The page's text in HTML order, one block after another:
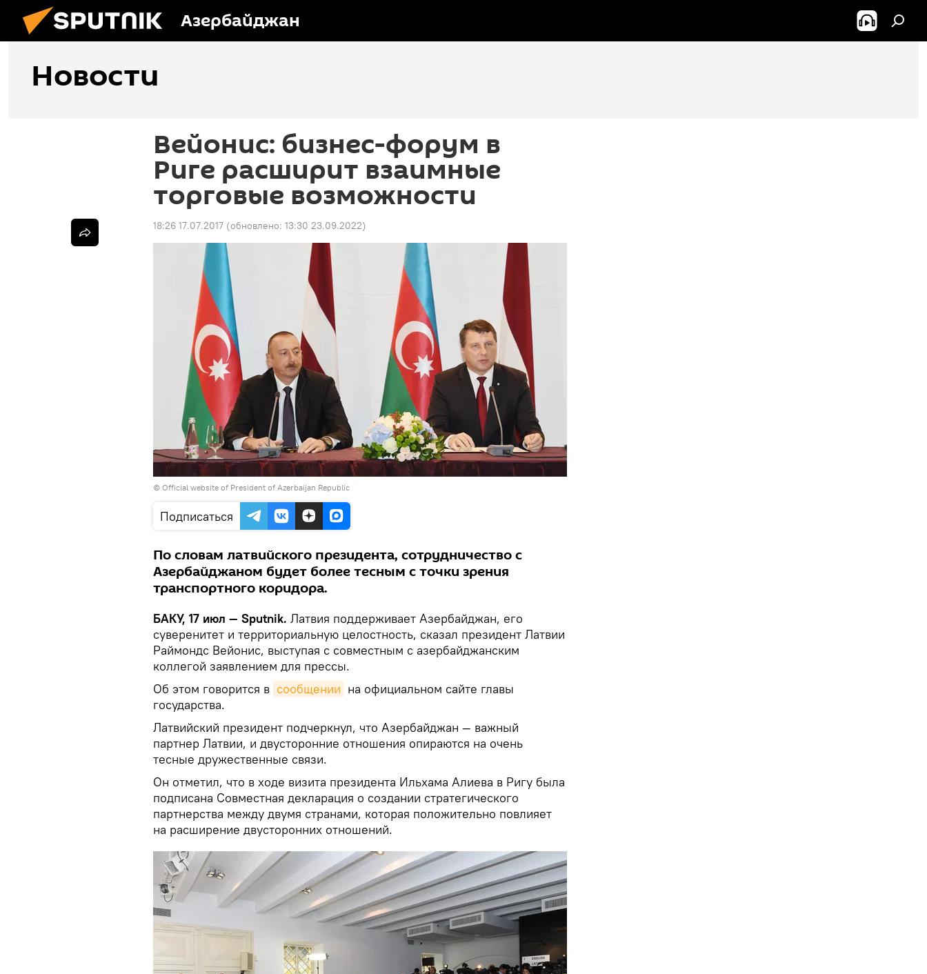
Азербайджан
Новости
Вейонис: бизнес-форум в
Риге расширит взаимные
торговые возможности
18:26 17.07.2017 (обновлено: 13:30 23.09.2022)
© Official website of President of Azerbaijan Republic
Подписаться
По словам латвийского президента, сотрудничество с
Азербайджаном будет более тесным с точки зрения
транспортного коридора.
БАКУ, 17 июл — Sputnik. Латвия поддерживает Азербайджан, его
суверенитет и территориальную целостность, сказал президент Латвии
Раймондс Вейонис, выступая с совместным с азербайджанским
коллегой заявлением для прессы.
Об этом говорится в сообщении на официальном сайте главы
государства.
Латвийский президент подчеркнул, что Азербайджан — важный
партнер Латвии, и двусторонние отношения опираются на очень
тесные дружественные связи.
Он отметил, что в ходе визита президента Ильхама Алиева в Ригу была
подписана Совместная декларация о создании стратегического
партнерства между двумя странами, которая положительно повлияет
на расширение двусторонних отношений.